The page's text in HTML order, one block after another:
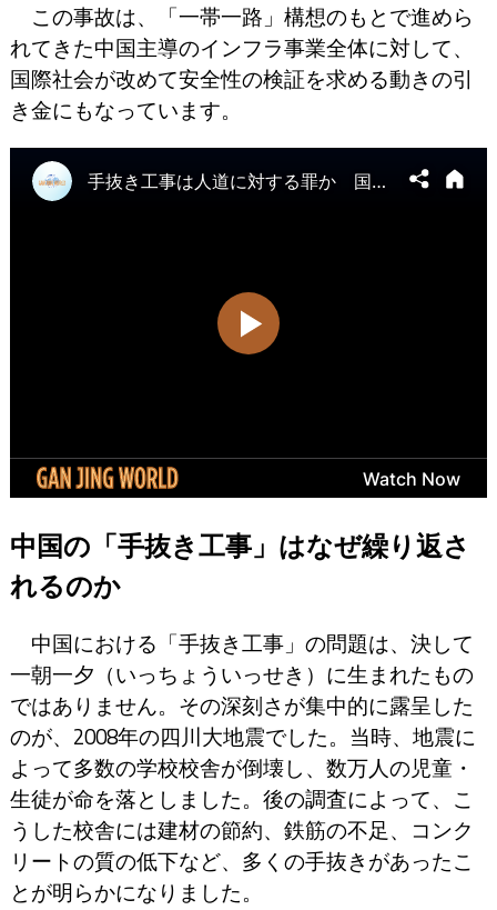
この事故は、「一帯一路」構想のもとで進めら
れてきた中国主導のインフラ事業全体に対して、
国際社会が改めて安全性の検証を求める動きの引
き金にもなっています。
中国の「手抜き工事」はなぜ繰り返さ
れるのか
中国における「手抜き工事」の問題は、決して
一朝一夕（いっちょういっせき）に生まれたもの
ではありません。その深刻さが集中的に露呈した
のが、2008年の四川大地震でした。当時、地震に
よって多数の学校校舎が倒壊し、数万人の児童・
生徒が命を落としました。後の調査によって、こ
うした校舎には建材の節約、鉄筋の不足、コンク
リートの質の低下など、多くの手抜きがあったこ
とが明らかになりました。